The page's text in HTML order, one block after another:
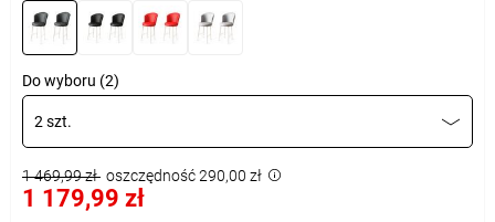
Do wyboru (2)
2 szt.
1 469,99 zł oszczędność 290,00 zł
1 179,99 zł